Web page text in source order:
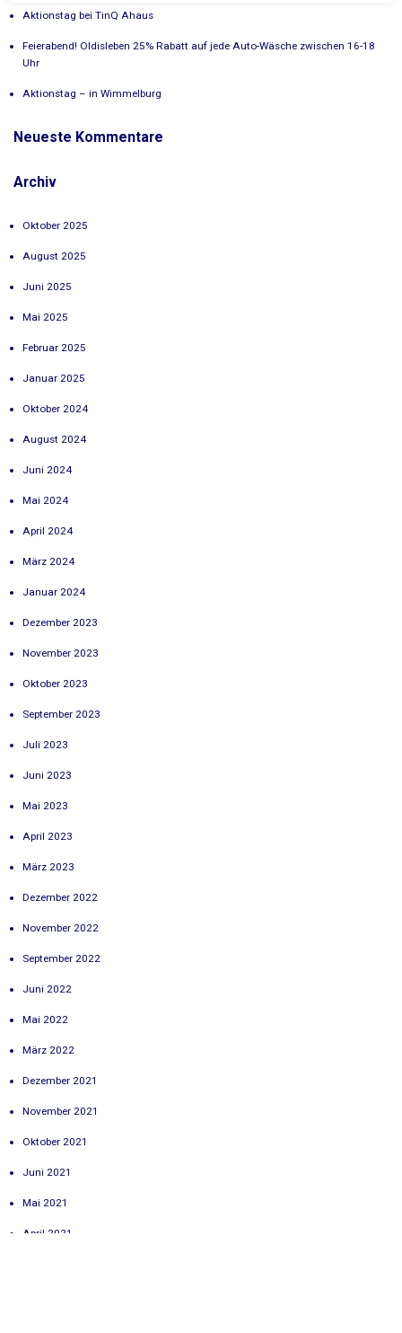
Aktionstag bei TinQ Ahaus
Feierabend! Oldisleben 25% Rabatt auf jede Auto-Wäsche zwischen 16-18
Uhr
Aktionstag – in Wimmelburg
Neueste Kommentare
Archiv
Oktober 2025
August 2025
Juni 2025
Mai 2025
Februar 2025
Januar 2025
Oktober 2024
August 2024
Juni 2024
Mai 2024
April 2024
März 2024
Januar 2024
Dezember 2023
November 2023
Oktober 2023
September 2023
Juli 2023
Juni 2023
Mai 2023
April 2023
März 2023
Dezember 2022
November 2022
September 2022
Juni 2022
Mai 2022
März 2022
Dezember 2021
November 2021
Oktober 2021
Juni 2021
Mai 2021
April 2021